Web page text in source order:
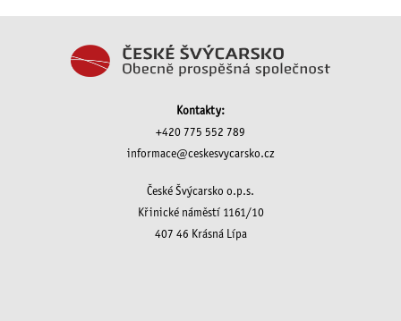
Kontakty:
+420 775 552 789
informace@ceskesvycarsko.cz
České Švýcarsko o.p.s.
Křinické náměstí 1161/10
407 46 Krásná Lípa